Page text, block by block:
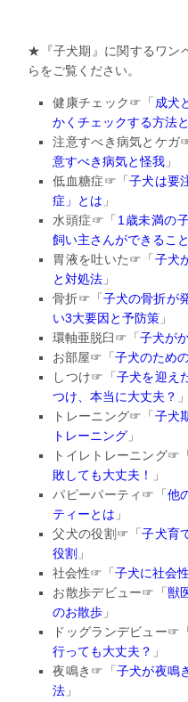
★『子犬期』に関するワン
らをご覧ください。
健康チェック☞「 成犬
かくチェックする方法
注意すべき病気とケガ
意すべき病気と怪我 」
低血糖症☞「子犬は要
症」とは 」
水頭症☞「 1歳未満の
飼い主さんができること
胃液を吐いた☞「 子犬
と対処法 」
骨折☞「 子犬の骨折が
い3大要因と予防策 」
環軸亜脱臼☞「子犬が
お部屋☞「子犬のため
しつけ☞「 子犬を迎え
つけ、本当に大丈夫？ 」
トレーニング☞「 子犬
トレーニング 」
トイレトレーニング☞「
敗しても大丈夫！
」
パピーパーティ☞「他
ティーとは 」
父犬の役割☞「子犬育
役割 」
社会性☞「子犬に社会
お散歩デビュー☞「獣
のお散歩 」
ドッグランデビュー☞「
行っても大丈夫？ 」
夜鳴き☞「 子犬が夜鳴
法 」